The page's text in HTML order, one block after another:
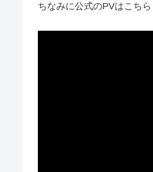
ちなみに公式のPVはこちら